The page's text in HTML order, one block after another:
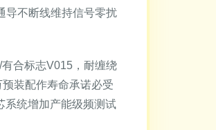
导不断线维持信号零扰
合标志V015，耐缠绕
装配作寿命承诺必受
系统增加产能级频测试